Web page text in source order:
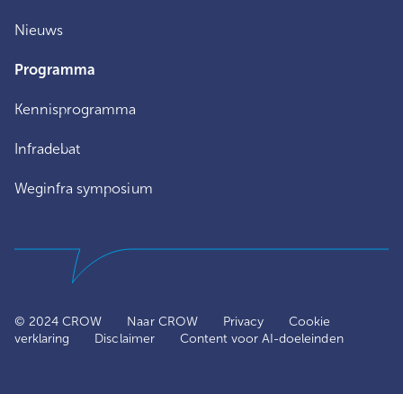
Nieuws
Programma
Kennisprogramma
Infradebat
Weginfra symposium
© 2024 CROW Naar CROW Privacy
Cookie
verklaring
Disclaimer Content voor AI-doeleinden